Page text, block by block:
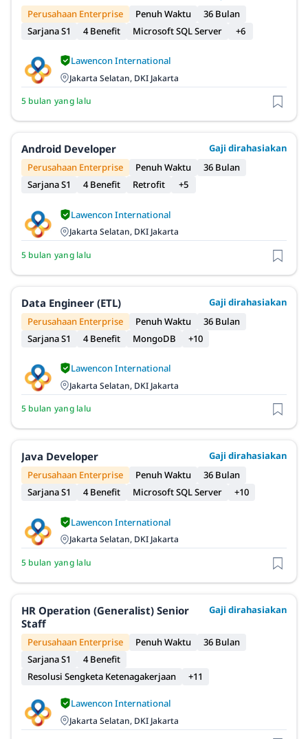
Perusahaan Enterprise
Penuh Waktu
36 Bulan
Sarjana S1
4 Benefit Microsoft SQL Server +6
Lawencon International
Jakarta Selatan, DKI Jakarta
5 bulan yang lalu
Android Developer
Gaji dirahasiakan
Perusahaan Enterprise
Penuh Waktu
36 Bulan
Sarjana S1
4 Benefit Retrofit +5
Lawencon International
Jakarta Selatan, DKI Jakarta
5 bulan yang lalu
Data Engineer (ETL)
Gaji dirahasiakan
Perusahaan Enterprise
Penuh Waktu
36 Bulan
Sarjana S1
4 Benefit MongoDB +10
Lawencon International
Jakarta Selatan, DKI Jakarta
5 bulan yang lalu
Java Developer
Gaji dirahasiakan
Perusahaan Enterprise
Penuh Waktu
36 Bulan
Sarjana S1
4 Benefit Microsoft SQL Server +10
Lawencon International
Jakarta Selatan, DKI Jakarta
5 bulan yang lalu
HR Operation (Generalist) Senior
Staff
Gaji dirahasiakan
Perusahaan Enterprise Penuh Waktu
36 Bulan
Sarjana S1
4 Benefit
Resolusi Sengketa Ketenagakerjaan
+11
Lawencon International
Jakarta Selatan, DKI Jakarta